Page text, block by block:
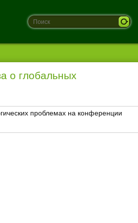
о глобальных
проблемах на конференции